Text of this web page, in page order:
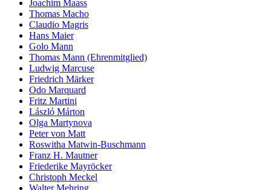
Joachim Maass
Thomas Macho
Claudio Magris
Hans Maier
Golo Mann
Thomas Mann (Ehrenmitglied)
Ludwig Marcuse
Friedrich Märker
Odo Marquard
Fritz Martini
László Márton
Olga Martynova
Peter von Matt
Roswitha Matwin-Buschmann
Franz H. Mautner
Friederike Mayröcker
Christoph Meckel
Walter Mehring